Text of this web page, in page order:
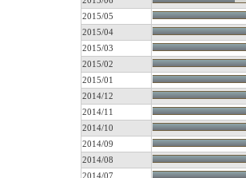
2015/05
2015/04
2015/03
2015/02
2015/01
2014/12
2014/11
2014/10
2014/09
2014/08
2014/07